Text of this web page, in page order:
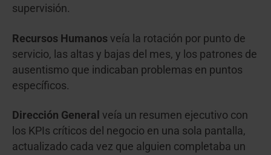
supervisión.
Recursos Humanos veía la rotación por punto de
servicio, las altas y bajas del mes, y los patrones de
ausentismo que indicaban problemas en puntos
específicos.
Dirección General veía un resumen ejecutivo con
los KPIs críticos del negocio en una sola pantalla,
actualizado cada vez que alguien completaba un